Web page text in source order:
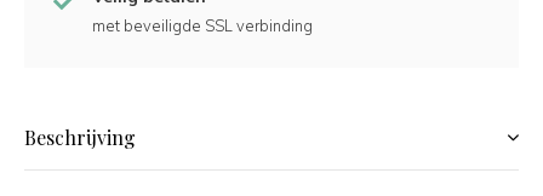
met beveiligde SSL verbinding
Beschrijving